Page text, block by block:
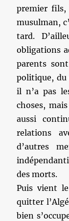
premier fils,
musulman,
tard.
obligations
parents
politique, du
il n’a pas
choses,
aussi
relations
d’autres
des morts.
Puis vient
quitter
bien